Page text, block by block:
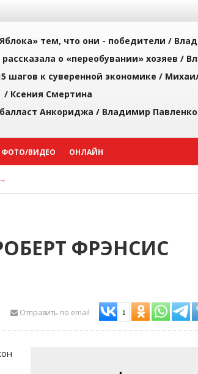
тем, что они - победители /
о «переобувании» хозяев /
шагов к суверенной экономике /
/ Ксения Смертина
Анкориджа / Владимир Павленко
ФОТО/ВИДЕО ОНЛАЙН
ФРЭНСИС
Отправить по email 1